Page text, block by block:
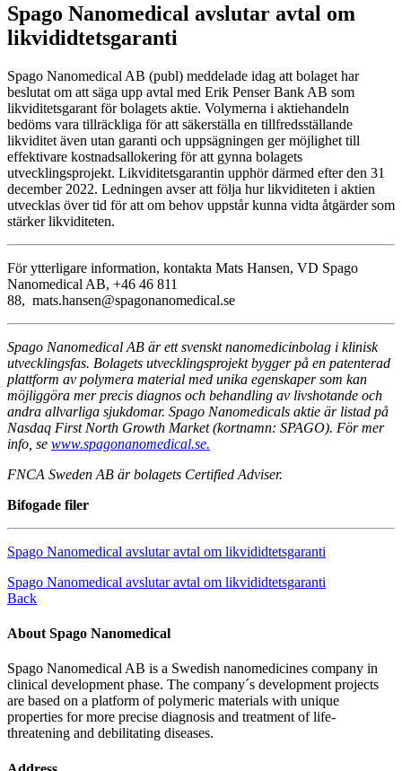
Spago Nanomedical avslutar avtal om
likvididtetsgaranti
Spago Nanomedical AB (publ) meddelade idag att bolaget har
beslutat om att säga upp avtal med Erik Penser Bank AB som
likviditetsgarant för bolagets aktie. Volymerna i aktiehandeln
bedöms vara tillräckliga för att säkerställa en tillfredsställande
likviditet även utan garanti och uppsägningen ger möjlighet till
effektivare kostnadsallokering för att gynna bolagets
utvecklingsprojekt. Likviditetsgarantin upphör därmed efter den 31
december 2022. Ledningen avser att följa hur likviditeten i aktien
utvecklas över tid för att om behov uppstår kunna vidta åtgärder som
stärker likviditeten.
För ytterligare information, kontakta Mats Hansen, VD Spago
Nanomedical AB, +46 46 811
88, mats.hansen@spagonanomedical.se
Spago Nanomedical AB är ett svenskt nanomedicinbolag i klinisk
utvecklingsfas. Bolagets utvecklingsprojekt bygger på en patenterad
plattform av polymera material med unika egenskaper som kan
möjliggöra mer precis diagnos och behandling av livshotande och
andra allvarliga sjukdomar. Spago Nanomedicals aktie är listad på
Nasdaq First North Growth Market (kortnamn: SPAGO). För mer
info, se www.spagonanomedical.se.
FNCA Sweden AB är bolagets Certified Adviser.
Bifogade filer
Spago Nanomedical avslutar avtal om likvididtetsgaranti
Spago Nanomedical avslutar avtal om likvididtetsgaranti
Back
About Spago Nanomedical
Spago Nanomedical AB is a Swedish nanomedicines company in
clinical development phase. The company´s development projects
are based on a platform of polymeric materials with unique
properties for more precise diagnosis and treatment of life-
threatening and debilitating diseases.